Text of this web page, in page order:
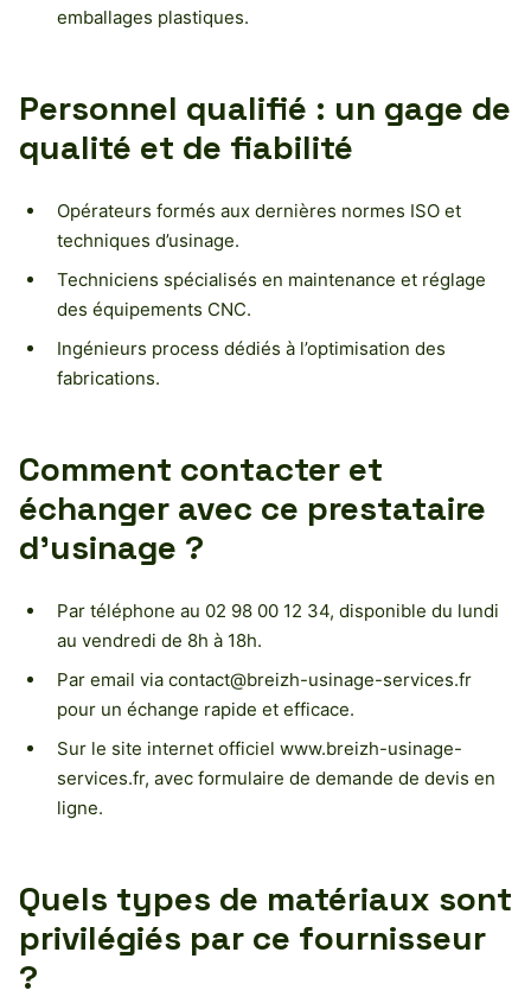
emballages plastiques.
Personnel qualifié : un gage de
qualité et de fiabilité
Opérateurs formés aux dernières normes ISO et
techniques d’usinage.
Techniciens spécialisés en maintenance et réglage
des équipements CNC.
Ingénieurs process dédiés à l’optimisation des
fabrications.
Comment contacter et
échanger avec ce prestataire
d’usinage ?
Par téléphone au 02 98 00 12 34, disponible du lundi
au vendredi de 8h à 18h.
Par email via contact@breizh-usinage-services.fr
pour un échange rapide et efficace.
Sur le site internet officiel www.breizh-usinage-
services.fr, avec formulaire de demande de devis en
ligne.
Quels types de matériaux sont
privilégiés par ce fournisseur
?